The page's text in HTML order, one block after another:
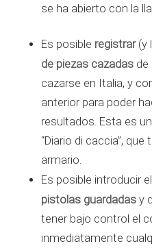
se ha abierto con la
Es posible registrar(y
de piezas cazadas de
cazarse en Italia, y
anterior para poder
resultados. Esta es
“Diario di caccia”,
armario.
Es posible introducir el
pistolas guardadas y
tener bajo control el
inmediatamente